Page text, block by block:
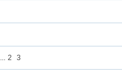
... 2 3